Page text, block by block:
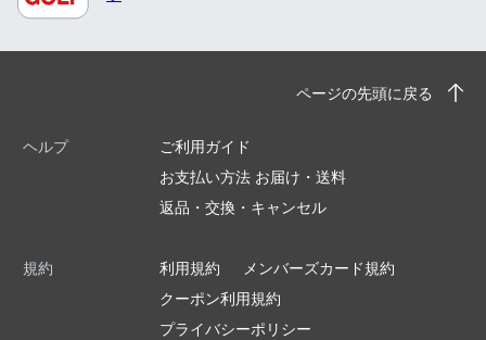
ページの先頭に戻る
ヘルプ
ご利用ガイド
お支払い方法 お届け・送料
返品・交換・キャンセル
規約 利用規約
メンバーズカード規約
クーポン利用規約
プライバシーポリシー